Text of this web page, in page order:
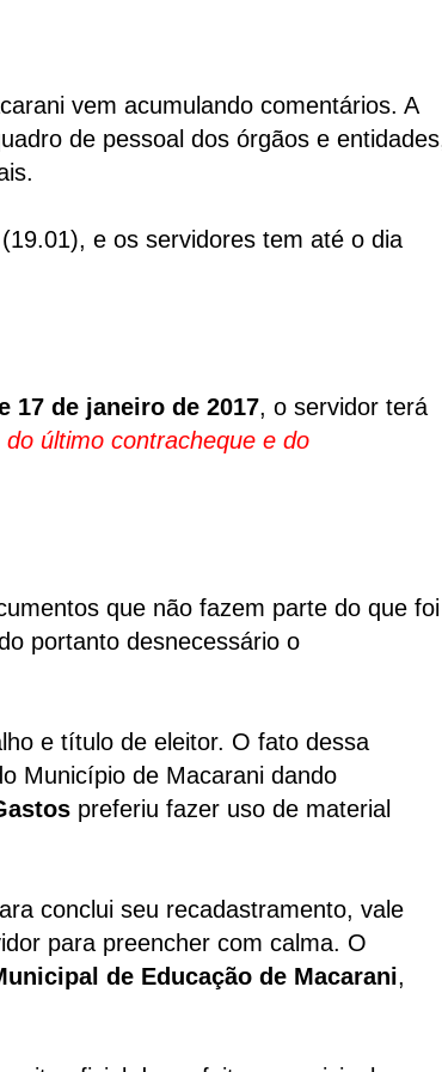
vem acumulando comentários. A
de pessoal dos órgãos e
e os servidores tem até o dia
17 de janeiro de 2017, o servidor terá
último contracheque e do
que não fazem parte do que foi
portanto desnecessário o
e título de eleitor. O fato dessa
Município de Macarani dando
preferiu fazer uso de material
conclui seu recadastramento, vale
para preencher com calma. O
de Educação de Macarani,